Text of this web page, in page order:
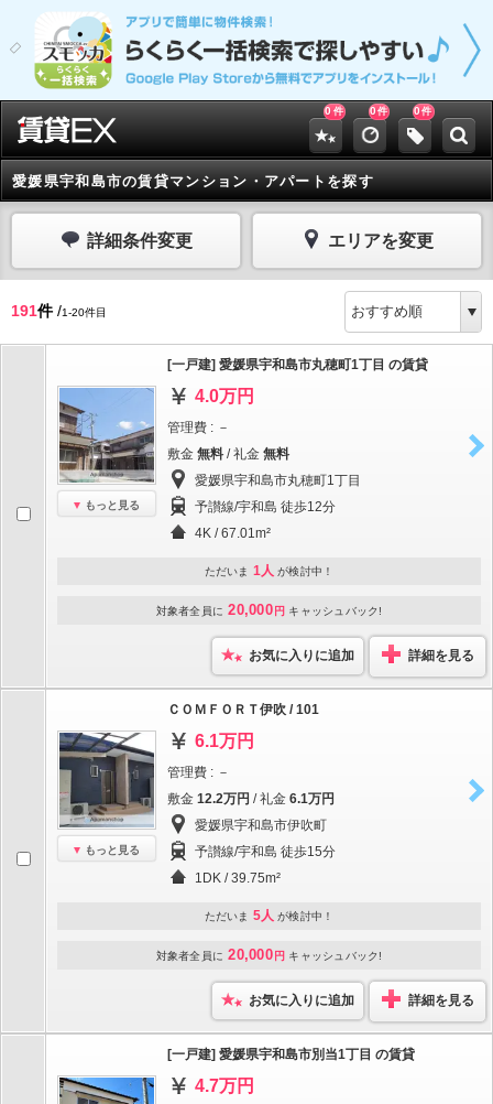
0 件 0件 0件
愛媛県宇和島市の賃貸マンション・アパートを探す
詳細条件変更 エリアを変更
191件/1-20件目
もっと見る
[一戸建] 愛媛県宇和島市丸穂町1丁目 の賃貸
4.0万円
管理費 : －
敷金 無料 / 礼金 無料
愛媛県宇和島市丸穂町1丁目
予讃線/宇和島 徒歩12分
4K / 67.01m²
ただいま 1人 が検討中！
対象者全員に 20,000 円 キャッシュバック!
お気に入りに追加 詳細を見る
もっと見る
ＣＯＭＦＯＲＴ伊吹 / 101
6.1万円
管理費 : －
敷金 12.2万円 / 礼金 6.1万円
愛媛県宇和島市伊吹町
予讃線/宇和島 徒歩15分
1DK / 39.75m²
ただいま 5人 が検討中！
対象者全員に 20,000 円 キャッシュバック!
お気に入りに追加 詳細を見る
[一戸建] 愛媛県宇和島市別当1丁目 の賃貸
4.7万円